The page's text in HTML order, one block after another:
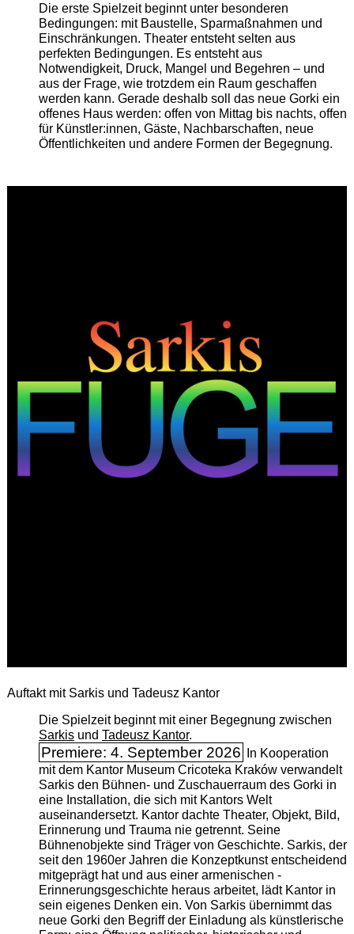
Die erste Spielzeit beginnt unter besonderen
Bedingungen: mit Baustelle, Sparmaßnahmen und
Einschränkungen. Theater entsteht selten aus
perfekten Bedingungen. Es entsteht aus
Notwendigkeit, Druck, Mangel und Begehren – und
aus der Frage, wie trotzdem ein Raum geschaffen
werden kann. Gerade deshalb soll das neue Gorki ein
offenes Haus werden: offen von Mittag bis nachts, offen
für Künstler:innen, Gäste, Nachbarschaften, neue
Öffentlichkeiten und andere Formen der Begegnung.
Auftakt mit Sarkis und Tadeusz Kantor
Die Spielzeit beginnt mit einer Begegnung zwischen
Sarkisund Tadeusz Kantor.
Premiere: 4. September 2026
In Kooperation
mit dem Kantor Museum Cricoteka Kraków verwandelt
Sarkis den Bühnen- und Zuschauerraum des Gorki in
eine Installation, die sich mit Kantors Welt
auseinandersetzt. Kantor dachte Theater, Objekt, Bild,
Erinnerung und Trauma nie getrennt. Seine
Bühnenobjekte sind Träger von Geschichte. Sarkis, der
seit den 1960er Jahren die Konzeptkunst entscheidend
mitgeprägt hat und aus einer armenischen ­
Erinnerungsgeschichte heraus arbeitet, lädt Kantor in
sein eigenes Denken ein. Von Sarkis übernimmt das
neue Gorki den Begriff der Einladung als künstlerische